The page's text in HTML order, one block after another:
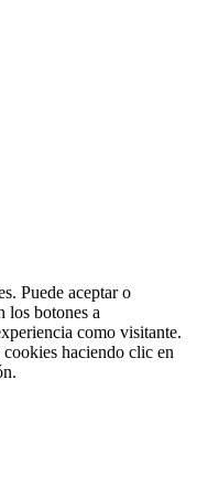
Puede aceptar o
los botones a
como visitante.
haciendo clic en